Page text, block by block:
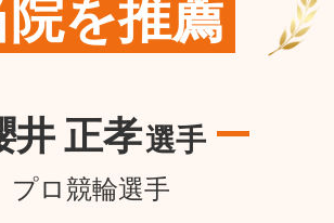
院を推薦
井 正孝選手
プロ競輪選手